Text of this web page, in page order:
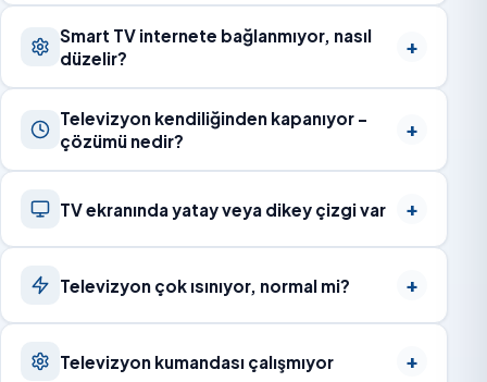
Smart TV internete bağlanmıyor, nasıl
düzelir?
Televizyon kendiliğinden kapanıyor –
çözümü nedir?
TV ekranında yatay veya dikey çizgi var
Televizyon çok ısınıyor, normal mi?
Televizyon kumandası çalışmıyor